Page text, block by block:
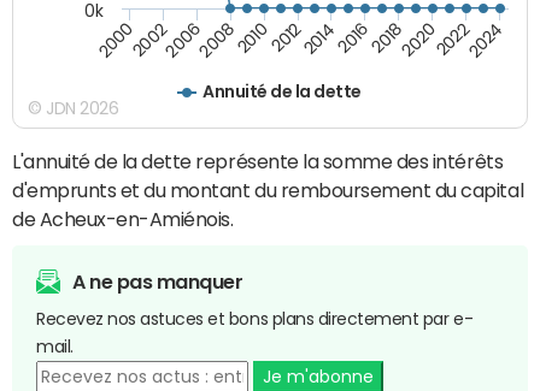
Annuité de la dette
200020022006200820102012201420162018202020222024
0k
© JDN 2026
L'annuité de la dette représente la somme des intérêts
d'emprunts et du montant du remboursement du capital
de Acheux-en-Amiénois.
A ne pas manquer
Recevez nos astuces et bons plans directement par e-
mail.
Je m'abonne